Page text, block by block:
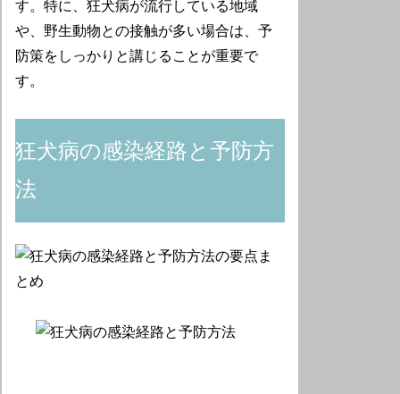
す。特に、狂犬病が流行している地域
や、野生動物との接触が多い場合は、予
防策をしっかりと講じることが重要で
す。
狂犬病の感染経路と予防方
法